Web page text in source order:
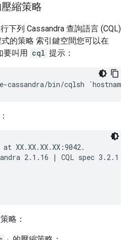
縮策略
下列 Cassandra 查詢語言 (CQL)
的策略 索引鍵空間您可以在
要叫用 cql 提示：
cassandra/bin/cqlsh
XX.XX.XX.XX:9042.
2.1.16 | CQL spec 3.2.1
略：